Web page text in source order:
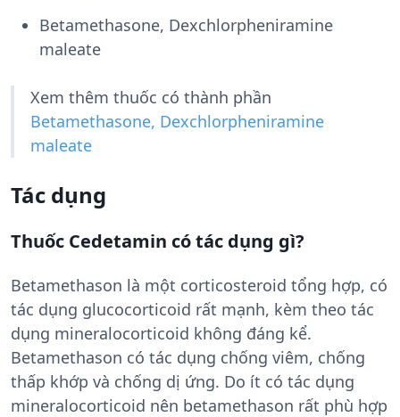
Betamethasone, Dexchlorpheniramine
maleate
Xem thêm thuốc có thành phần
Betamethasone, Dexchlorpheniramine
maleate
Tác dụng
Thuốc Cedetamin có tác dụng gì?
Betamethason là một corticosteroid tổng hợp, có
tác dụng glucocorticoid rất mạnh, kèm theo tác
dụng mineralocorticoid không đáng kể.
Betamethason có tác dụng chống viêm, chống
thấp khớp và chống dị ứng. Do ít có tác dụng
mineralocorticoid nên betamethason rất phù hợp